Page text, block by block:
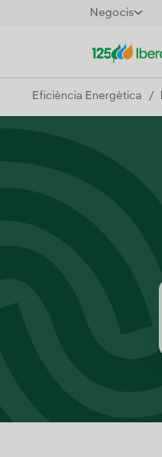
Negocis
Eficiència Energètica